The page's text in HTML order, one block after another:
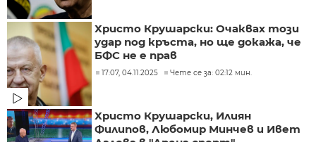
Христо Крушарски: Очаквах този
удар под кръста, но ще докажа, че
БФС не е прав
17:07, 04.11.2025 Чете се за: 02:12 мин.
Христо Крушарски, Илиян
Филипов, Любомир Минчев и Ивет